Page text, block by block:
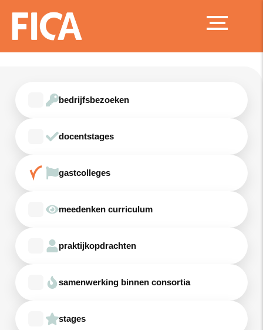
bedrijfsbezoeken
docentstages
gastcolleges
meedenken curriculum
praktijkopdrachten
samenwerking binnen consortia
stages